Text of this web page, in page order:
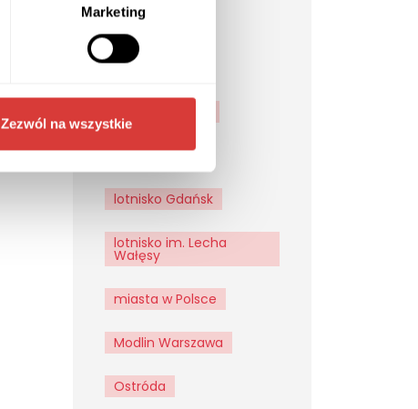
Marketing
Zezwól na wszystkie
góry stołowe
jarmark
Katowice
lotnisko Gdańsk
lotnisko im. Lecha
Wałęsy
miasta w Polsce
Modlin Warszawa
Ostróda